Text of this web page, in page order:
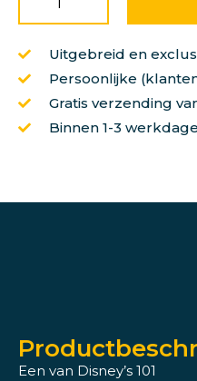
Uitgebreid en
Persoonlijke
Gratis verzending
Binnen 1-3
Een van Disney’s 101